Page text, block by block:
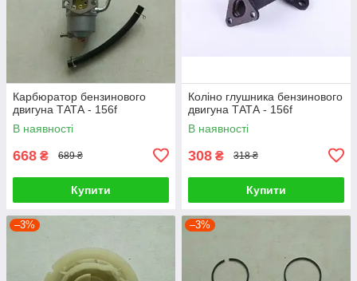
Карбюратор бензинового
двигуна ТАТА - 156f
В наявності
668 ₴ 689 ₴
Купити
Коліно глушника бензинового
двигуна ТАТА - 156f
В наявності
308 ₴ 318 ₴
Купити
–3% –3%